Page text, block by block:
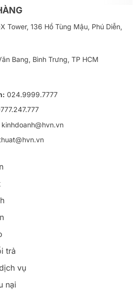
Tower, 136 Hồ Tùng Mậu, Phú Diễn,
Bang, Bình Trưng, TP HCM
024.9999.7777
kinhdoanh@hvn.vn
trả
vụ
nại